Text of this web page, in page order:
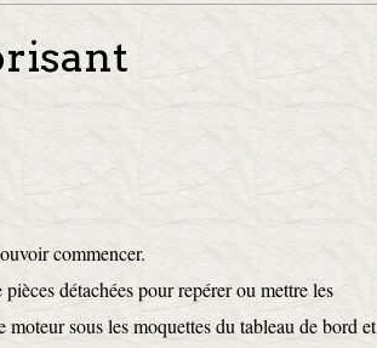
commencer.
détachées pour repérer ou mettre les
sous les moquettes du tableau de bord et